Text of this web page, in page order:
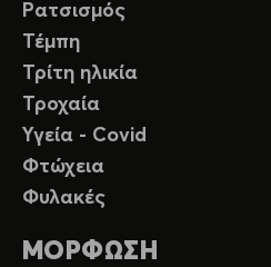
Ρατσισμός
Τέμπη
Τρίτη ηλικία
Τροχαία
Υγεία - Covid
Φτώχεια
Φυλακές
ΜΟΡΦΩΣΗ